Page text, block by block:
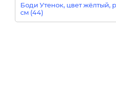
Боди Утенок, цвет жёлтый,
см (44)